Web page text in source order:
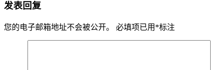
发表回复
您的电子邮箱地址不会被公开。 必填项已用 *标注